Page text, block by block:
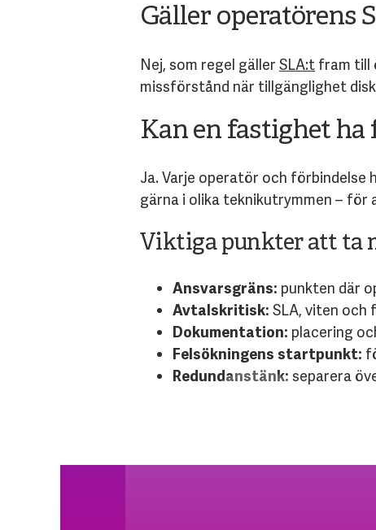
Gäller operatörens
Nej, som regel gäller SLA:t fram till
missförstånd när tillgänglighet
Kan en fastighet
Ja. Varje operatör och förbindelse
gärna i olika teknikutrymmen – för
Viktiga punkter att ta
Ansvarsgräns: punkten där
Avtalskritisk: SLA, viten och
Dokumentation: placering
Felsökningens startpunkt:
Redundanstänk: separera